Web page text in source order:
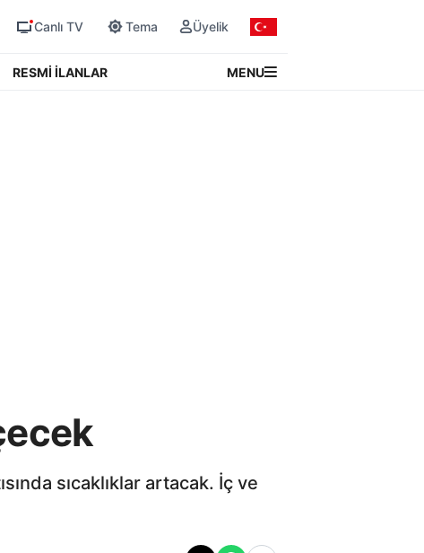
Canlı TV Tema Üyelik
RESMİ İLANLAR MENU
sıcaklıklar artacak. İç ve